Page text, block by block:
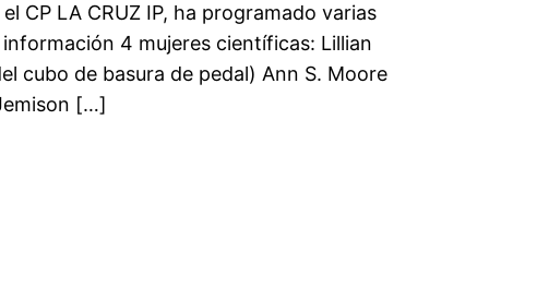
CP LA CRUZ IP, ha programado varias
4 mujeres científicas: Lillian
cubo de basura de pedal) Ann S. Moore
[…]